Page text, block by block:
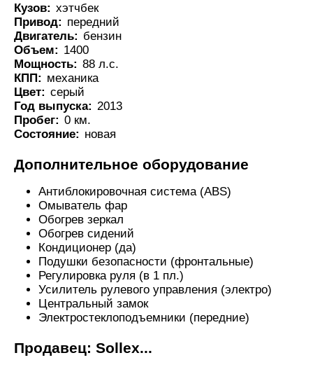
Кузов: хэтчбек
Привод: передний
Двигатель: бензин
Объем: 1400
Мощность: 88 л.с.
КПП: механика
Цвет: серый
Год выпуска: 2013
Пробег: 0 км.
Состояние: новая
Дополнительное оборудование
Антиблокировочная система (ABS)
Омыватель фар
Обогрев зеркал
Обогрев сидений
Кондиционер (да)
Подушки безопасности (фронтальные)
Регулировка руля (в 1 пл.)
Усилитель рулевого управления (электро)
Центральный замок
Электростеклоподъемники (передние)
Продавец: Sollex...